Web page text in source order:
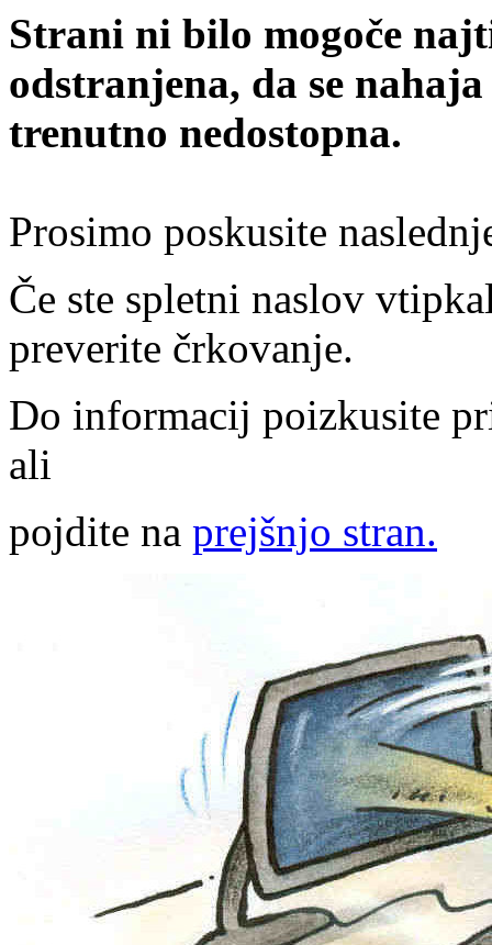
Strani ni bilo mogoče
odstranjena, da se
trenutno nedostopna.
Prosimo poskusite
Če ste spletni naslov
preverite črkovanje.
Do informacij poizkusite
ali
pojdite na prejšnjo stran.